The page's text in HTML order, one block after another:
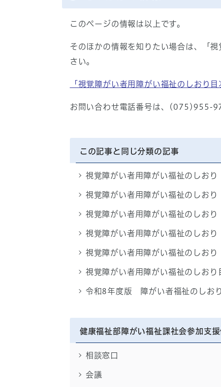
このページの情報は以上です。
そのほかの情報を知りたい場合は、「
さい。
「視覚障がい者用障がい福祉のしおり目
お問い合わせ電話番号は、(075)955-
この記事と同じ分類の記事
視覚障がい者用障がい福祉のしおり
視覚障がい者用障がい福祉のしおり
視覚障がい者用障がい福祉のしおり
視覚障がい者用障がい福祉のしおり
視覚障がい者用障がい福祉のしおり
視覚障がい者用障がい福祉のしおり
令和8年度版 障がい者福祉のしおり
健康福祉部障がい福祉課社会参加支援
相談窓口
会議